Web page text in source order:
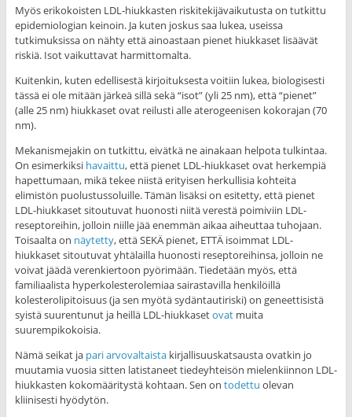
Myös erikokoisten LDL-hiukkasten riskitekijävaikutusta on tutkittu
epidemiologian keinoin. Ja kuten joskus saa lukea, useissa
tutkimuksissa on nähty että ainoastaan pienet hiukkaset lisäävät
riskiä. Isot vaikuttavat harmittomalta.
Kuitenkin, kuten edellisestä kirjoituksesta voitiin lukea, biologisesti
tässä ei ole mitään järkeä sillä sekä “isot” (yli 25 nm), että “pienet”
(alle 25 nm) hiukkaset ovat reilusti alle aterogeenisen kokorajan (70
nm).
Mekanismejakin on tutkittu, eivätkä ne ainakaan helpota tulkintaa.
On esimerkiksi havaittu, että pienet LDL-hiukkaset ovat herkempiä
hapettumaan, mikä tekee niistä erityisen herkullisia kohteita
elimistön puolustussoluille. Tämän lisäksi on esitetty, että pienet
LDL-hiukkaset sitoutuvat huonosti niitä verestä poimiviin LDL-
reseptoreihin, jolloin niille jää enemmän aikaa aiheuttaa tuhojaan.
Toisaalta on näytetty, että SEKÄ pienet, ETTÄ isoimmat LDL-
hiukkaset sitoutuvat yhtälailla huonosti reseptoreihinsa, jolloin ne
voivat jäädä verenkiertoon pyörimään. Tiedetään myös, että
familiaalista hyperkolesterolemiaa sairastavilla henkilöillä
kolesterolipitoisuus (ja sen myötä sydäntautiriski) on geneettisistä
syistä suurentunut ja heillä LDL-hiukkasetovatmuita
suurempikokoisia.
Nämä seikat ja pariarvovaltaistakirjallisuuskatsausta ovatkin jo
muutamia vuosia sitten latistaneet tiedeyhteisön mielenkiinnon LDL-
hiukkasten kokomääritystä kohtaan. Sen on todettu olevan
kliinisesti hyödytön.